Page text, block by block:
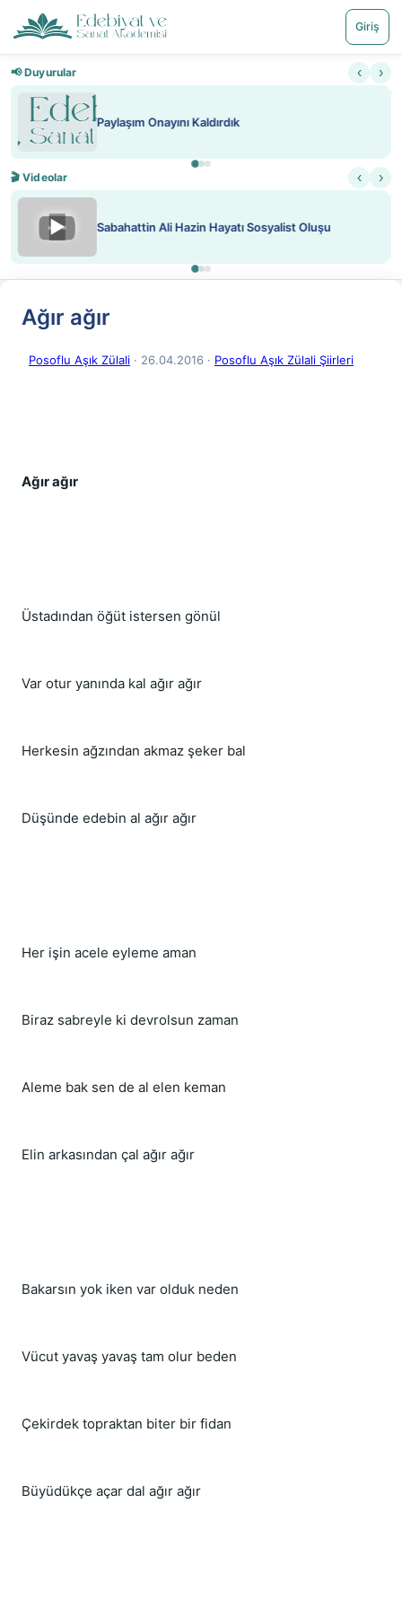
Giriş
📢 Duyurular ‹ ›
Nadir içeriklere kısıtlama ve kredi sistemi getirildi
🎬 Videolar ‹ ›
▶ ATEŞ YAKMAK KONU ÖZET J. LONDON
Ağır ağır
Posoflu Aşık Zülali · 26.04.2016 · Posoflu Aşık Zülali Şiirleri
Ağır ağır
Üstadından öğüt istersen gönül
Var otur yanında kal ağır ağır
Herkesin ağzından akmaz şeker bal
Düşünde edebin al ağır ağır
Her işin acele eyleme aman
Biraz sabreyle ki devrolsun zaman
Aleme bak sen de al elen keman
Elin arkasından çal ağır ağır
Bakarsın yok iken var olduk neden
Vücut yavaş yavaş tam olur beden
Çekirdek topraktan biter bir fidan
Büyüdükçe açar dal ağır ağır